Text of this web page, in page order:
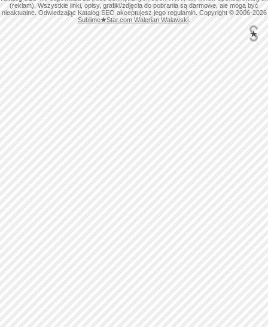
(reklam). Wszystkie linki, opisy, grafiki/zdjęcia do pobrania są darmowe, ale mogą być
nieaktualne. Odwiedzając Katalog SEO akceptujesz jego regulamin. Copyright © 2006-2026
Sublime★Star.com Walerian Walawski